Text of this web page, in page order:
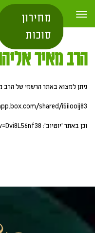
מחירון
סוכות
הרב מאיר
ניתן למצוא באתר הרשמי של הרב
shared/i5iiooij83
וכן באתר 'יוטיוב': https://www.youtube.com/watch?v=Dvi8L56nf38